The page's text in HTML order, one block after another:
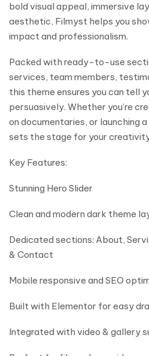
bold visual appeal, immersive
aesthetic, Filmyst helps you
impact and professionalism.
Packed with ready-to-use
services, team members,
this theme ensures you can tell
persuasively. Whether you’re
on documentaries, or launching
sets the stage for your
Key Features:
Stunning Hero Slider
Clean and modern dark theme
Dedicated sections: About,
& Contact
Mobile responsive and SEO
Built with Elementor for easy
Integrated with video & gallery